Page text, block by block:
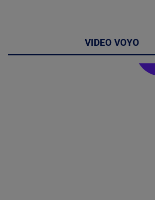
VIDEO VOYO